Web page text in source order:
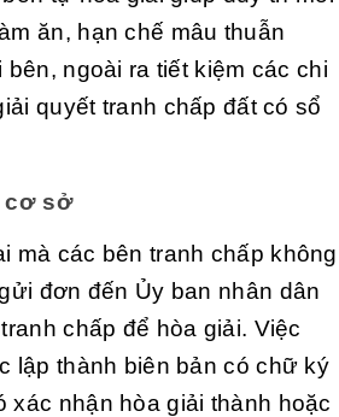
ăn, hạn chế mâu thuẫn
ngoài ra tiết kiệm các chi
quyết tranh chấp đất có sổ
cơ sở
mà các bên tranh chấp không
đơn đến Ủy ban nhân dân
chấp để hòa giải. Việc
lập thành biên bản có chữ ký
xác nhận hòa giải thành hoặc